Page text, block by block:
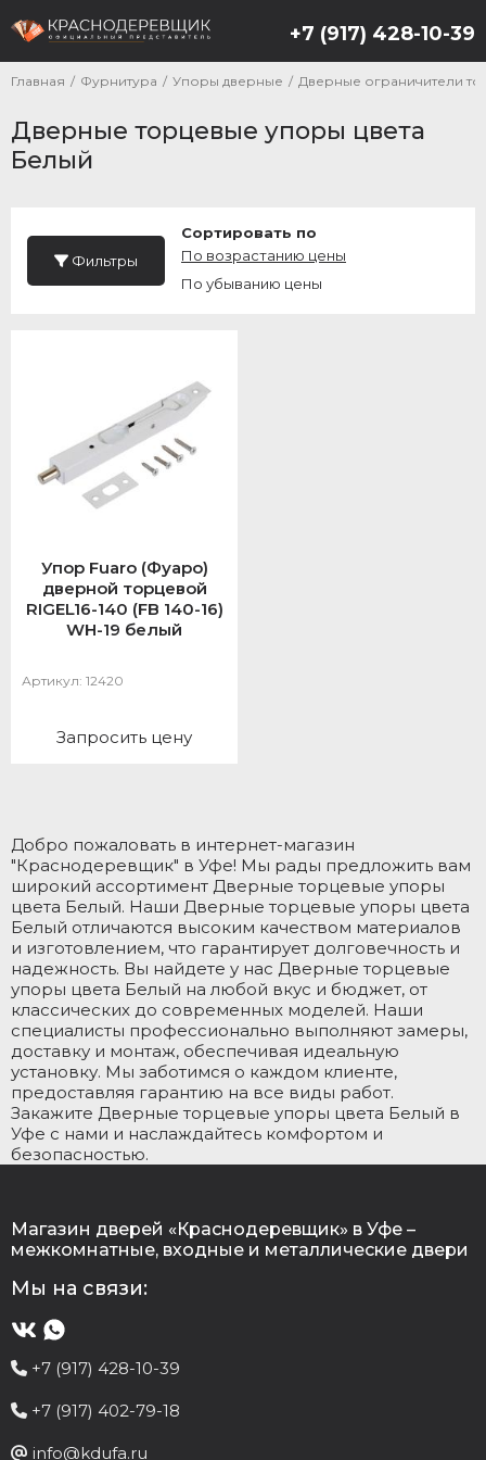
+7 (917) 428-10-39
Главная / Фурнитура / Упоры дверные / Дверные ограничители
Дверные торцевые упоры цвета
Белый
Упор Fuaro (Фуаро)
дверной торцевой
RIGEL16-140 (FB 140-16)
WH-19 белый
Артикул: 12420
Запросить цену
Фильтры
Сортировать по
По возрастанию цены
По убыванию цены
Добро пожаловать в интернет-магазин
"Краснодеревщик" в Уфе! Мы рады предложить вам
широкий ассортимент Дверные торцевые упоры
цвета Белый. Наши Дверные торцевые упоры цвета
Белый отличаются высоким качеством материалов
и изготовлением, что гарантирует долговечность и
надежность. Вы найдете у нас Дверные торцевые
упоры цвета Белый на любой вкус и бюджет, от
классических до современных моделей. Наши
специалисты профессионально выполняют замеры,
доставку и монтаж, обеспечивая идеальную
установку. Мы заботимся о каждом клиенте,
предоставляя гарантию на все виды работ.
Закажите Дверные торцевые упоры цвета Белый в
Уфе с нами и наслаждайтесь комфортом и
безопасностью.
Магазин дверей «Краснодеревщик» в Уфе –
межкомнатные, входные и металлические двери
Мы на связи:
+7 (917) 428-10-39
+7 (917) 402-79-18
info@kdufa.ru